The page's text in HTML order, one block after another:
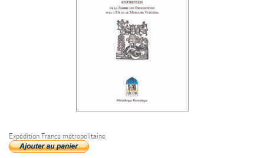
Expédition France métropolitaine